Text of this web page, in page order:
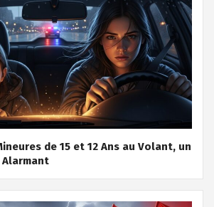
de 15 et 12 Ans au Volant, un
Alarmant